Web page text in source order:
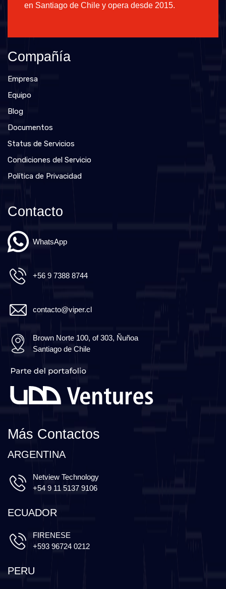
en Santiago de Chile y opera desde 2015.
Compañía
Empresa
Equipo
Blog
Documentos
Status de Servicios
Condiciones del Servicio
Política de Privacidad
Contacto
WhatsApp
+56 9 7388 8744
contacto@viper.cl
Brown Norte 100, of 303, Ñuñoa
Santiago de Chile
Más Contactos
ARGENTINA
Netview Technology
+54 9 11 5137 9106
ECUADOR
FIRENESE
+593 96724 0212
PERU